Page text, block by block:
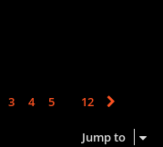
12
3 4 5 12
Jump to